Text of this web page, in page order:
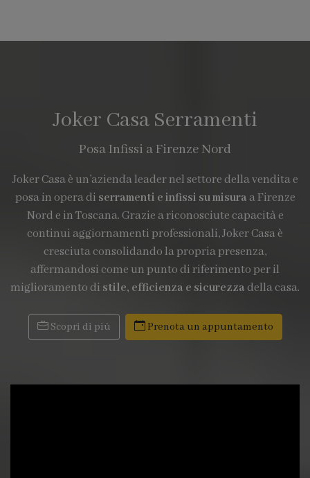
Joker Casa Serramenti
Posa Infissi a Firenze Nord
Joker Casa è un’azienda leader nel settore della vendita e
posa in opera di serramenti e infissi su misuraa Firenze
Nord e in Toscana. Grazie a riconosciute capacità e
continui aggiornamenti professionali, Joker Casa è
cresciuta consolidando la propria presenza,
affermandosi come un punto di riferimento per il
miglioramento di stile, efficienza e sicurezzadella casa.
Scopri di più Prenota un appuntamento